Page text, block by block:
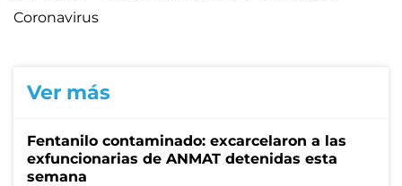
Coronavirus
Ver más
Fentanilo contaminado: excarcelaron a las
exfuncionarias de ANMAT detenidas esta
semana